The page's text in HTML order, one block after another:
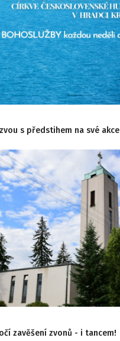
s předstihem na své akce
zavěšení zvonů - i tancem!